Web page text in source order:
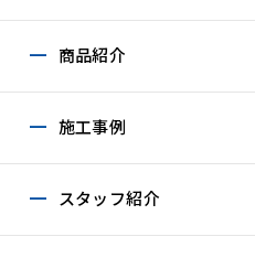
商品紹介
施工事例
スタッフ紹介